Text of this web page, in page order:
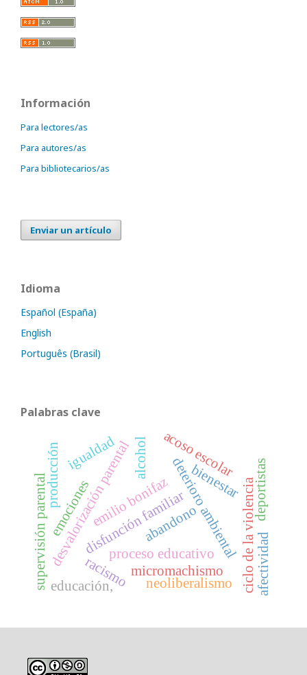
Información
Para lectores/as
Para autores/as
Para bibliotecarios/as
Enviar un artículo
Idioma
Español (España)
English
Português (Brasil)
Palabras clave
emilio bonifazdeterioro ambiental
disfunción familiar
bienestarciclo de la violencia
desvalorización parentalproceso educativo
acoso escolar
abandono
alcohol
deportistas
supervisión parentalemociones
afectividad
racismo micromachismo
educación,
igualdad
neoliberalismo
producción